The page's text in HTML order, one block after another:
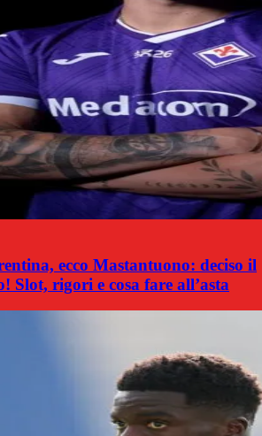
ecco Mastantuono: deciso il
Slot, rigori e cosa fare all’asta